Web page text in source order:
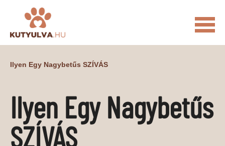
KUTYULVA – HÍREK
CUKI ÉLETKÉPEK NÖVÉNYEK
ÁLLATI
Ilyen Egy Nagybetűs SZÍVÁS
Ilyen Egy Nagybetűs
SZÍVÁS